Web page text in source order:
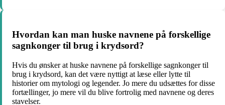
Hvordan kan man huske navnene på forskellige
sagnkonger til brug i krydsord?
Hvis du ønsker at huske navnene på forskellige sagnkonger til
brug i krydsord, kan det være nyttigt at læse eller lytte til
historier om mytologi og legender. Jo mere du udsættes for disse
fortællinger, jo mere vil du blive fortrolig med navnene og deres
stavelser.